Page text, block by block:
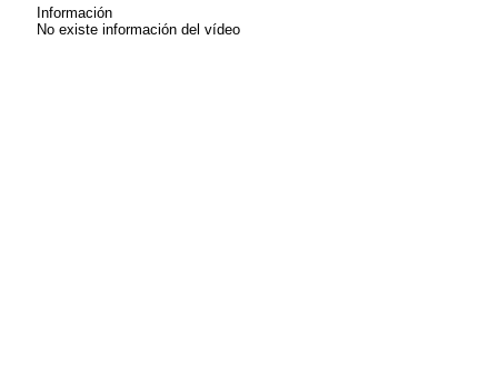
Información
No existe información del vídeo